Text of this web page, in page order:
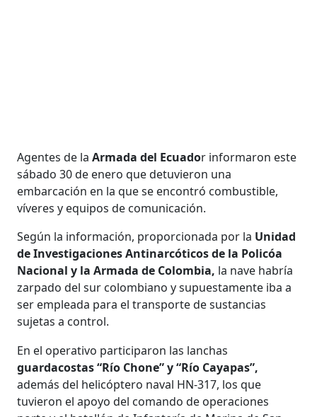
Agentes de laArmada del Ecuador informaron este
sábado 30 de enero que detuvieron una
embarcación en la que se encontró combustible,
víveres y equipos de comunicación.
Según la información, proporcionada por la Unidad
de Investigaciones Antinarcóticos de la Policóa
Nacional y la Armada de Colombia, la nave habría
zarpado del sur colombiano y supuestamente iba a
ser empleada para el transporte de sustancias
sujetas a control.
En el operativo participaron las lanchas
guardacostas “Río Chone” y “Río Cayapas”,
además del helicóptero naval HN-317, los que
tuvieron el apoyo del comando de operaciones